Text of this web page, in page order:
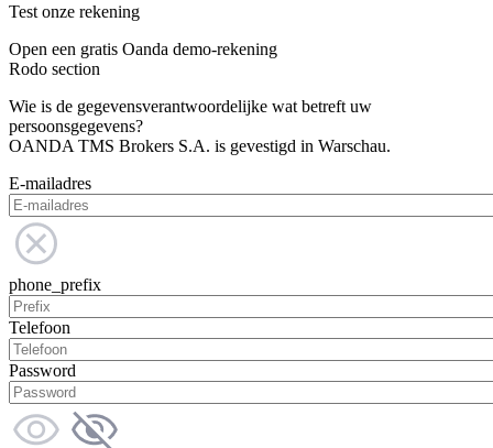
Test onze rekening
Open een gratis Oanda demo-rekening
Rodo section
Wie is de gegevensverantwoordelijke wat betreft uw
persoonsgegevens?
OANDA TMS Brokers S.A. is gevestigd in Warschau.
E-mailadres
phone_prefix
Telefoon
Password